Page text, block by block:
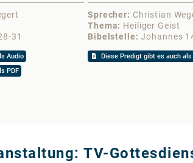
31
Audio
PDF
Sprecher
Christian
Thema
Heiliger Geist
Bibelstelle
Johannes
Diese Predigt gibt es auch als
TV-